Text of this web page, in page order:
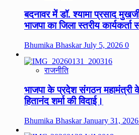
बदनावर में डॉ. श्यामा प्रसाद
भाजपा का जिला स्तरीय
Bhumika BhaskarJuly 5, 2026 0
राजनीति
भाजपा के प्रदेश संगठन महामंत्री
हितानंद शर्मा की विदाई।
Bhumika BhaskarJanuary 31, 2026